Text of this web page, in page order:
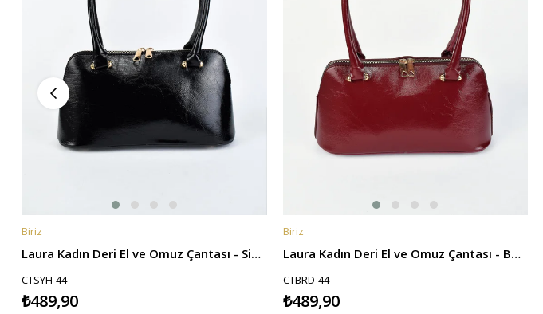
SEPETE EKLE
Biriz
Laura Kadın Deri El ve Omuz Çantası - Siyah
CTSYH-44
₺489,90
SEPETE EKLE
Biriz
Laura Kadın Deri El ve Omuz Çantası - Bordo
CTBRD-44
₺489,90